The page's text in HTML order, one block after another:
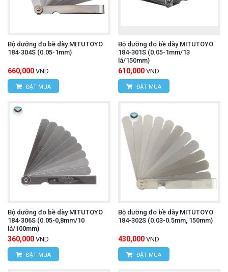
Bộ dưỡng đo bề dày MITUTOYO
184-304S (0.05-1mm)
660,000 VND
ĐẶT MUA
Bộ dưỡng đo bề dày MITUTOYO
184-301S (0.05-1mm/13
lá/150mm)
610,000 VND
ĐẶT MUA
Bộ dưỡng đo bề dày MITUTOYO
184-306S (0.05-0,8mm/10
lá/100mm)
360,000 VND
ĐẶT MUA
Bộ dưỡng đo bề dày MITUTOYO
184-302S (0.03-0.5mm, 150mm)
430,000 VND
ĐẶT MUA